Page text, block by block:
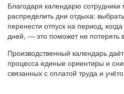
Благодаря календарю сотрудники
распределить дни отдыха:
перенести отпуск на период,
дней, — это поможет не потерять
Производственный календарь
процесса единые ориентиры и
связанных с оплатой труда и